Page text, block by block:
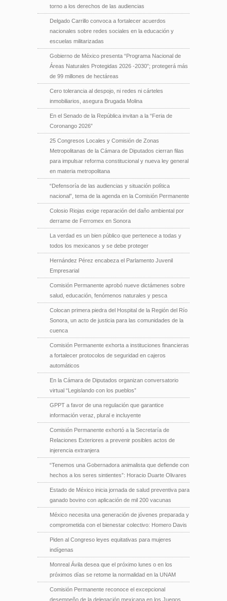
torno a los derechos de las audiencias
Delgado Carrillo convoca a fortalecer acuerdos
nacionales sobre redes sociales en la educación y
escuelas militarizadas
Gobierno de México presenta “Programa Nacional de
Áreas Naturales Protegidas 2026 -2030”; protegerá más
de 99 millones de hectáreas
Cero tolerancia al despojo, ni redes ni cárteles
inmobiliarios, asegura Brugada Molina
En el Senado de la República invitan a la “Feria de
Coronango 2026”
25 Congresos Locales y Comisión de Zonas
Metropolitanas de la Cámara de Diputados cierran filas
para impulsar reforma constitucional y nueva ley general
en materia metropolitana
“Defensoría de las audiencias y situación política
nacional”, tema de la agenda en la Comisión Permanente
Colosio Riojas exige reparación del daño ambiental por
derrame de Ferromex en Sonora
La verdad es un bien público que pertenece a todas y
todos los mexicanos y se debe proteger
Hernández Pérez encabeza el Parlamento Juvenil
Empresarial
Comisión Permanente aprobó nueve dictámenes sobre
salud, educación, fenómenos naturales y pesca
Colocan primera piedra del Hospital de la Región del Río
Sonora, un acto de justicia para las comunidades de la
cuenca
Comisión Permanente exhorta a instituciones financieras
a fortalecer protocolos de seguridad en cajeros
automáticos
En la Cámara de Diputados organizan conversatorio
virtual “Legislando con los pueblos”
GPPT a favor de una regulación que garantice
información veraz, plural e incluyente
Comisión Permanente exhortó a la Secretaría de
Relaciones Exteriores a prevenir posibles actos de
injerencia extranjera
“Tenemos una Gobernadora animalista que defiende con
hechos a los seres sintientes”: Horacio Duarte Olivares
Estado de México inicia jornada de salud preventiva para
ganado bovino con aplicación de mil 200 vacunas
México necesita una generación de jóvenes preparada y
comprometida con el bienestar colectivo: Homero Davis
Piden al Congreso leyes equitativas para mujeres
indígenas
Monreal Ávila desea que el próximo lunes o en los
próximos días se retome la normalidad en la UNAM
Comisión Permanente reconoce el excepcional
desempeño de la delegación mexicana en los Juegos